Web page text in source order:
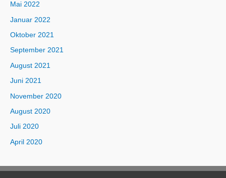
Mai 2022
Januar 2022
Oktober 2021
September 2021
August 2021
Juni 2021
November 2020
August 2020
Juli 2020
April 2020